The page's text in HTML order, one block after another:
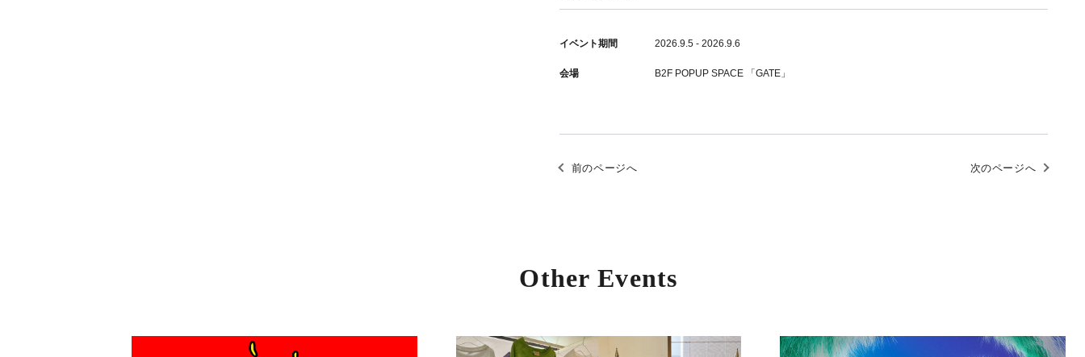
イベント期間 2026.9.5 - 2026.9.6
会場 B2F POPUP SPACE 「GATE」
前のページへ 次のページへ
Other Events